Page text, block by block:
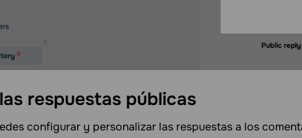
respuestas públicas
configurar y personalizar las respuestas a los